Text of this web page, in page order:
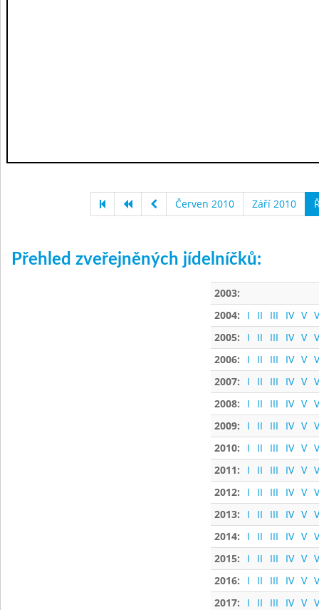
Červen 2010 Září 2010
Přehled zveřejněných jídelníčků:
2003:
2004:
I II III IV V
2005:
I II III IV V
2006:
I II III IV V
2007:
I II III IV V
2008:
I II III IV V
2009:
I II III IV V
2010:
I II III IV V
2011:
I II III IV V
2012:
I II III IV V
2013:
I II III IV V
2014:
I II III IV V
2015:
I II III IV V
2016:
I II III IV V
2017:
I II III IV V